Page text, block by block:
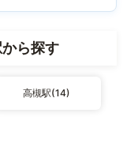
から探す
高槻駅(14)